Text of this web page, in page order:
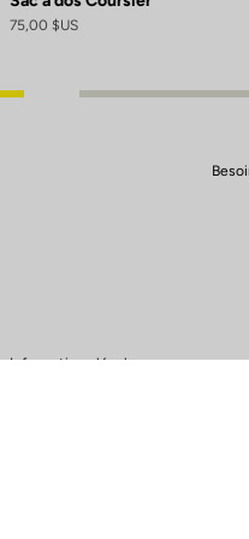
75,00 $US
Informations légales
Personnalisez vos